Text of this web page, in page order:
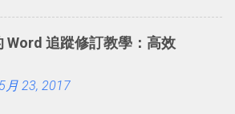
個更自動化的電腦工作流程。
Word 追蹤修訂教學：高效
5月 23, 2017